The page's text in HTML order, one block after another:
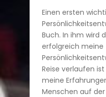
Einen ersten
Buch. In ihm wird
erfolgreich meine
Reise verlaufen
meine
Menschen auf